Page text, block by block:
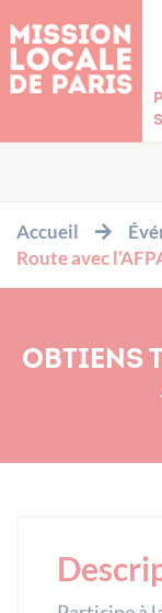
Accueil
Route avec
OBTIENS